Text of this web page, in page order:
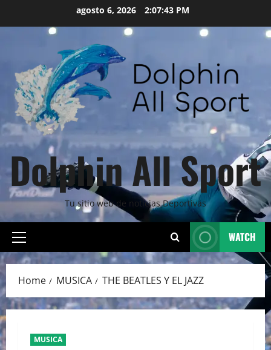
agosto 6, 2026 2:07:45 PM
Dolphin All Sport
Tu sitio web de noticias Deportivas
Primary
Menu
WATCH
Home MUSICA THE BEATLES Y EL JAZZ
MUSICA